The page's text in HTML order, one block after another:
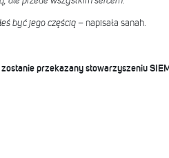
być jego częścią– napisała sanah.
zostanie przekazany stowarzyszeniu